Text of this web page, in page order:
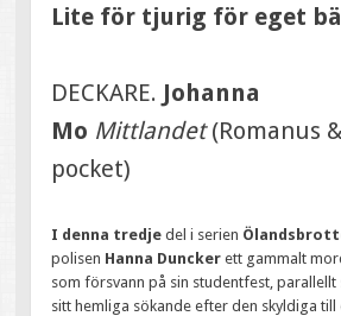
Lite för tjurig för eget
DECKARE. Johanna
Mo Mittlandet(Romanus
pocket)
I denna tredje del i serien
polisen Hanna Duncker ett gammalt
som försvann på sin studentfest,
sitt hemliga sökande efter den skyldiga